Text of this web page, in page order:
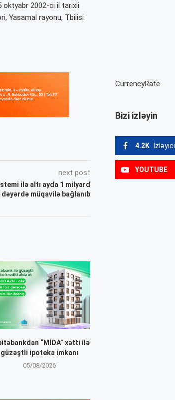
oktyabr 2002-ci il tarixli
Yasamal rayonu, Tbilisi
next post
ilə altı ayda 1 milyard
müqavilə bağlanıb
“MİDA” xətti ilə
güzəştli ipoteka imkanı
05/08/2026
CurrencyRate
Bizi izləyin
4.2K İzləyici
YOUTUBE